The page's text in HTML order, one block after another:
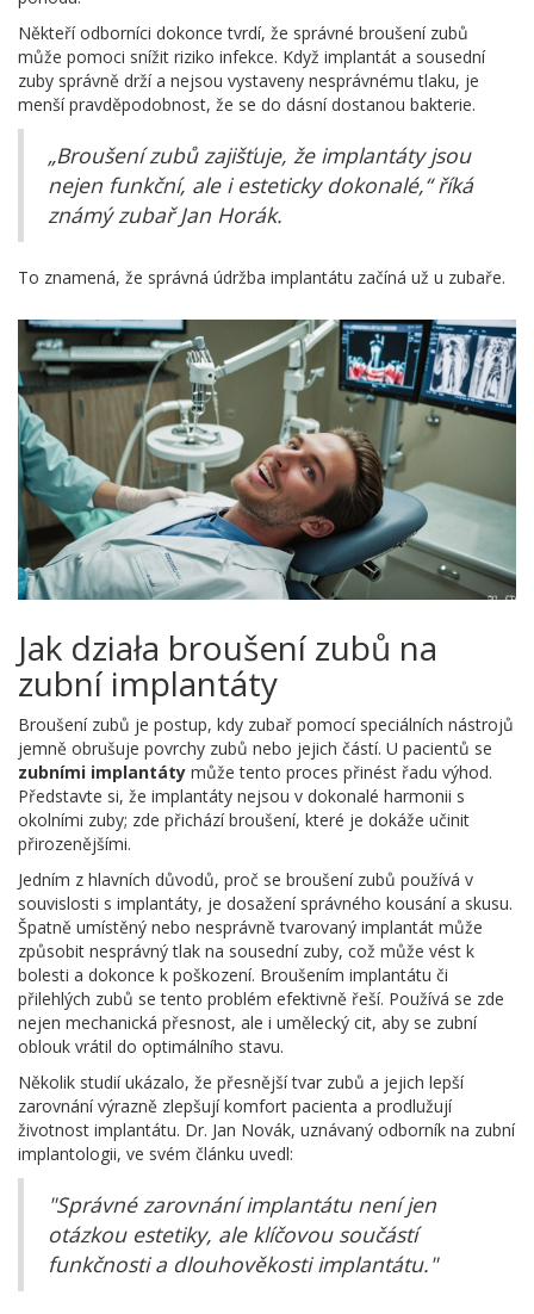
Někteří odborníci dokonce tvrdí, že správné broušení zubů
může pomoci snížit riziko infekce. Když implantát a sousední
zuby správně drží a nejsou vystaveny nesprávnému tlaku, je
menší pravděpodobnost, že se do dásní dostanou bakterie.
„Broušení zubů zajišťuje, že implantáty jsou
nejen funkční, ale i esteticky dokonalé,“ říká
známý zubař Jan Horák.
To znamená, že správná údržba implantátu začíná už u zubaře.
Jak działa broušení zubů na
zubní implantáty
Broušení zubů je postup, kdy zubař pomocí speciálních nástrojů
jemně obrušuje povrchy zubů nebo jejich částí. U pacientů se
zubními implantáty může tento proces přinést řadu výhod.
Představte si, že implantáty nejsou v dokonalé harmonii s
okolními zuby; zde přichází broušení, které je dokáže učinit
přirozenějšími.
Jedním z hlavních důvodů, proč se broušení zubů používá v
souvislosti s implantáty, je dosažení správného kousání a skusu.
Špatně umístěný nebo nesprávně tvarovaný implantát může
způsobit nesprávný tlak na sousední zuby, což může vést k
bolesti a dokonce k poškození. Broušením implantátu či
přilehlých zubů se tento problém efektivně řeší. Používá se zde
nejen mechanická přesnost, ale i umělecký cit, aby se zubní
oblouk vrátil do optimálního stavu.
Několik studií ukázalo, že přesnější tvar zubů a jejich lepší
zarovnání výrazně zlepšují komfort pacienta a prodlužují
životnost implantátu. Dr. Jan Novák, uznávaný odborník na zubní
implantologii, ve svém článku uvedl:
"Správné zarovnání implantátu není jen
otázkou estetiky, ale klíčovou součástí
funkčnosti a dlouhověkosti implantátu."